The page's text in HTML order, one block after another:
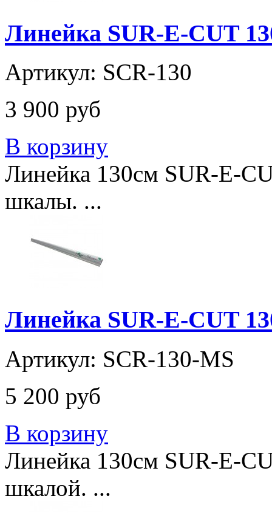
Линейка SUR-E-CUT
Артикул: SCR-130
3 900 руб
В корзину
Линейка 130см SUR-E-
шкалы. ...
Линейка SUR-E-CUT
Артикул: SCR-130-MS
5 200 руб
В корзину
Линейка 130см SUR-E-
шкалой. ...